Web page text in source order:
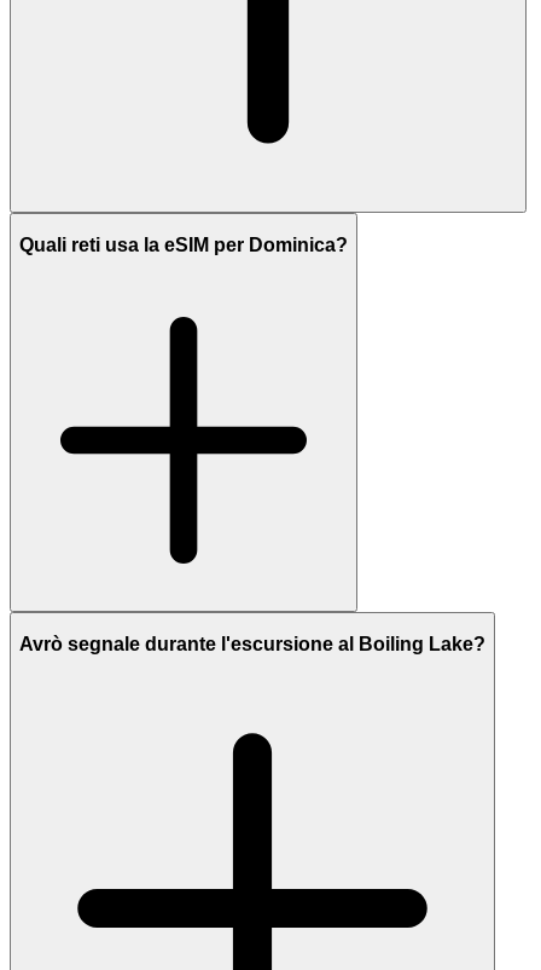
Quali reti usa la eSIM per Dominica?
Avrò segnale durante l'escursione al Boiling Lake?